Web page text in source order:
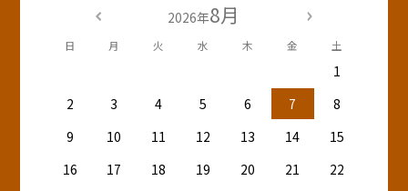
2026年8月
日 月 火 水 木 金 土
1
2
3 4 5 6 7
8
9
10 11 12 13 14
15
16
17 18 19 20 21
22